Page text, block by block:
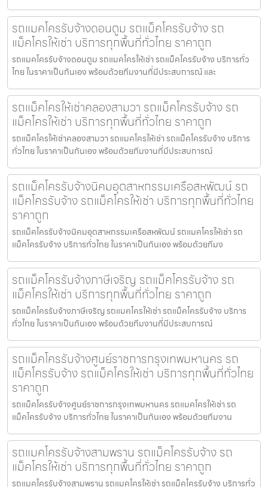
รถแมคโครรับจ้างดอนตูม รถแม็คโครรับจ้าง รถ
แม็คโครให้เช่า บริการทุกพื้นที่ทั่วไทย ราคาถูก
รถแมคโครรับจ้างดอนตูม รถแมคโครให้เช่า รถแม็คโครรับจ้าง บริการทั่ว
ไทย ในราคาเป็นกันเอง พร้อมด้วยทีมงานที่มีประสบการณ์ และ
รถแม็คโครให้เช่าคลองสามวา รถแม็คโครรับจ้าง รถ
แม็คโครให้เช่า บริการทุกพื้นที่ทั่วไทย ราคาถูก
รถแม็คโครให้เช่าคลองสามวา รถแมคโครให้เช่า รถแม็คโครรับจ้าง บริการ
ทั่วไทย ในราคาเป็นกันเอง พร้อมด้วยทีมงานที่มีประสบการณ์
รถแม็คโครรับจ้างนิคมอุตสาหกรรมเครือสหพัฒน์ รถ
แม็คโครรับจ้าง รถแม็คโครให้เช่า บริการทุกพื้นที่ทั่วไทย
ราคาถูก
รถแม็คโครรับจ้างนิคมอุตสาหกรรมเครือสหพัฒน์ รถแมคโครให้เช่า รถ
แม็คโครรับจ้าง บริการทั่วไทย ในราคาเป็นกันเอง พร้อมด้วยทีมง
รถแม็คโครรับจ้างภาษีเจริญ รถแม็คโครรับจ้าง รถ
แม็คโครให้เช่า บริการทุกพื้นที่ทั่วไทย ราคาถูก
รถแม็คโครรับจ้างภาษีเจริญ รถแมคโครให้เช่า รถแม็คโครรับจ้าง บริการ
ทั่วไทย ในราคาเป็นกันเอง พร้อมด้วยทีมงานที่มีประสบการณ์
รถแม็คโครรับจ้างศูนย์ราชการกรุงเทพมหานคร รถ
แม็คโครรับจ้าง รถแม็คโครให้เช่า บริการทุกพื้นที่ทั่วไทย
ราคาถูก
รถแม็คโครรับจ้างศูนย์ราชการกรุงเทพมหานคร รถแมคโครให้เช่า รถ
แม็คโครรับจ้าง บริการทั่วไทย ในราคาเป็นกันเอง พร้อมด้วยทีมงาน
รถแมคโครรับจ้างสามพราน รถแม็คโครรับจ้าง รถ
แม็คโครให้เช่า บริการทุกพื้นที่ทั่วไทย ราคาถูก
รถแมคโครรับจ้างสามพราน รถแมคโครให้เช่า รถแม็คโครรับจ้าง บริการทั่ว